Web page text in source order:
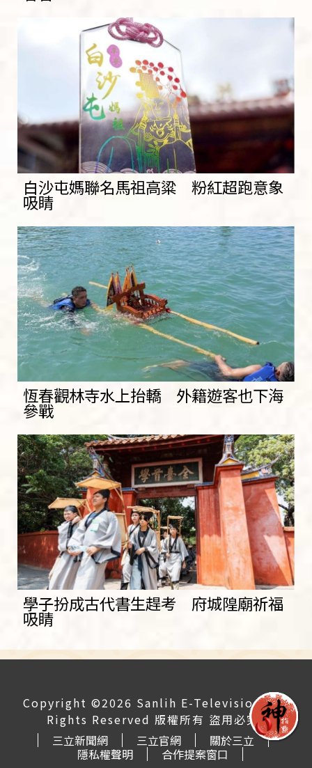
白沙屯媽聯名馬祖高粱 粉紅超跑意象
吸睛
恆春觀林寺水上抬轎 外籍遊客也下海
參戰
學子扮成古代書生趕考 府城隍廟祈福
吸睛
Copyright ©2026 Sanlih E-Television All
Rights Reserved 版權所有 盜用必究
三立新聞網
三立官網
關於三立
隱私權聲明
合作提案窗口